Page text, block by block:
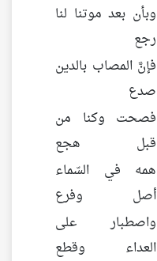
وبأن بعد موتنا لنا
رجع
فإنَّ المصاب بالدين
صدع
فصحت وكنا من
قبل هجع
همه في السّماء
أصل وفرع
واصطبار على
العداء وقطع